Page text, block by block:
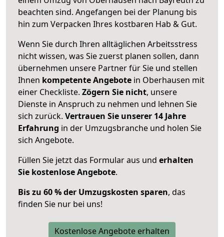
beachten sind. Angefangen bei der Planung bis
hin zum Verpacken Ihres kostbaren Hab & Gut.
Wenn Sie durch Ihren alltäglichen Arbeitsstress
nicht wissen, was Sie zuerst planen sollen, dann
übernehmen unsere Partner für Sie und stellen
Ihnen kompetente Angebote in Oberhausen mit
einer Checkliste. Zögern Sie nicht, unsere
Dienste in Anspruch zu nehmen und lehnen Sie
sich zurück. Vertrauen Sie unserer 14 Jahre
Erfahrung in der Umzugsbranche und holen Sie
sich Angebote.
Füllen Sie jetzt das Formular aus und erhalten
Sie kostenlose Angebote.
Bis zu 60 % der Umzugskosten sparen, das
finden Sie nur bei uns!
Kostenlose Angebote erhalten